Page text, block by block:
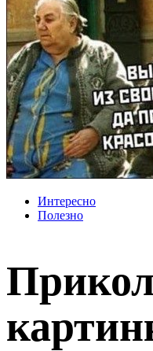
Интересно
Полезно